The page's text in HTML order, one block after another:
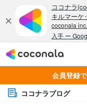
会員登録
ココナラブログ